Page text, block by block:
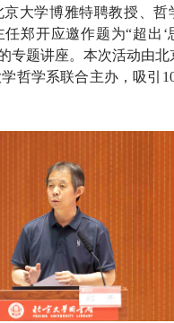
大学博雅特聘教授、哲
任郑开应邀作题为“超出‘
专题讲座。本次活动由北
哲学系联合主办，吸引